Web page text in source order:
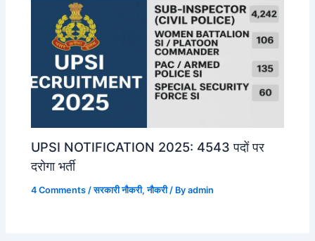
UPSI NOTIFICATION 2025: 4543 पदों पर
दरोगा भर्ती
4 Comments /सरकारी नौकरी,नौकरी/ Byadmin